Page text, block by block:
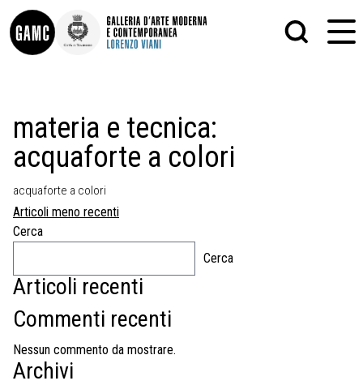
CONTATTI
DIDATTICA
SHOP
LE COLLEZIONI
GLI AUTORI
LORENZO VIANI
EVENTI
PALAZZO DELLE MUSE
GRAFICA
PITTURA
SCULTURA
STAMPA
materia e tecnica:
acquaforte a colori
acquaforte a colori
Navigazione
articoli
Articoli meno recenti
Cerca
Cerca
Articoli recenti
Commenti recenti
Nessun commento da mostrare.
Archivi